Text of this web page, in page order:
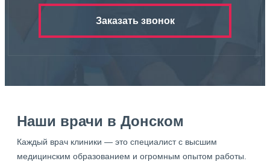
Заказать звонок
Наши врачи в Донском
Каждый врач клиники — это специалист с высшим
медицинским образованием и огромным опытом работы.